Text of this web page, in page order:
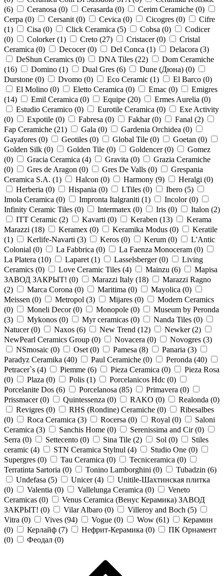
(6) Ceranosa (0) Cerasarda (0) Cerim Ceramiche (0)
Cerpa (0) Cersanit (0) Cevica (0) Cicogres (0)
Cifre
(1) Cisa (0) Click Ceramica (5) Cobsa (0)
Codicer
(0) Colorker (1) Creto (27) Cristacer (0)
Cristal
Ceramica (0) Decocer (0) Del Conca (1) Delacora (3)
DeShun Ceramics (0) DNA Tiles (22)
Dom Ceramiche
(16) Domino (1) Dual Gres (6) Dune (Дюна) (0)
Durstone (0) Dvomo (0) Eco Ceramic (1) El Barco (0)
El Molino (0) Eletto Ceramica (0) Emac (0)
Emigres
(14) Emil Ceramica (0) Equipe (20) Ermes Aurelia (0)
Estudio Ceramico (0) Eurotile Ceramica (0)
Exe Activity
(0) Expotile (0) Fabresa (0) Fakhar (0) Fanal (2)
Fap Ceramiche (21) Gala (0) Gardenia Orchidea (0)
Gayafores (0) Geotiles (0) Global Tile (0) Goetan (0)
Golden Silk (0) Golden Tile (0) Goldencer (0)
Gomez
(0) Gracia Ceramica (4) Gravita (0)
Grazia Ceramiche
(0) Gres de Aragon (0) Gres De Valls (0)
Grespania
Ceramica S.A. (1) Halcon (0) Harmony (9) Heralgi (0)
Herberia (0) Hispania (0) I.Tiles (0) Ibero (5)
Imola Ceramica (0) Impronta Italgraniti (1) Incolor (0)
Infinity Ceramic Tiles (0) Intermatex (0) Iris (0) Italon (2)
ITT Ceramic (2) Kavarti (0) Keraben (13)
Kerama
Marazzi (18) Keramex (0) Keramika Modus (0)
Keratile
(1) Kerlife-Navarti (3) Keros (0) Kerum (0)
L'Antic
Colonial (0) La Fabbrica (0) La Faenza Monoceram (0)
La Platera (10) Laparet (1) Lasselsberger (0)
Living
Ceramics (0) Love Ceramic Tiles (4) Mainzu (6)
Mapisa
ЗАВОД ЗАКРЫТ! (0) Marazzi Italy (18)
Marazzi Ragno
(2) Marca Corona (0) Maritima (0) Mayolica (0)
Meissen (0) Metropol (3) Mijares (0)
Modern Ceramics
(0) Moneli Decor (0) Monopole (0)
Museum by Peronda
(3) Mykonos (0) Myr ceramicas (0) Nanda Tiles (0)
Natucer (0) Naxos (6) New Trend (12) Newker (2)
NewPearl Ceramics Group (0) Novacera (0) Novogres (3)
NSmosaic (0) Oset (0) Pamesa (8) Panaria (3)
Paradyz Ceramika (40) Paul Ceramiche (0) Peronda (40)
Petracer`s (4) Piemme (6) Pieza Ceramica (0)
Pieza Rosa
(0) Plaza (0) Polis (1) Porcelanicos Hdc (0)
Porcelanite Dos (6) Porcelanosa (85) Primavera (0)
Prissmacer (0) Quintessenza (0) RAKO (0) Realonda (0)
Revigres (0) RHS (Rondine) Ceramiche (0)
Ribesalbes
(0) Roca Ceramica (3) Rocersa (0) Royal (0)
Saloni
Ceramica (3) Sanchis Home (0) Serenissima and Cir (0)
Serra (0) Settecento (0) Sina Tile (2) Sol (0)
Stiles
ceramic (4) STN Ceramica Stylnul (4) Studio One (0)
Supergres (0) Tau Ceramica (0) Tecniceramica (0)
Terratinta Sartoria (0) Tonino Lamborghini (0) Tubadzin (6)
Undefasa (5) Unicer (4)
Unitile-Шахтинская плитка
(0) Valentia (0) Vallelunga Ceramica (0)
Veneto
Ceramicas (0)
Venus Ceramica (Венус Керамика) ЗАВОД
ЗАКРЫТ! (0) Vilar Albaro (0) Villeroy and Boch (5)
Vitra (0) Vives (94) Vogue (0) Wow (61)
Керамин
(0) Керлайф (7) Нефрит-Керамика (0)
ПК Орнамент
(0) Феодал (0)